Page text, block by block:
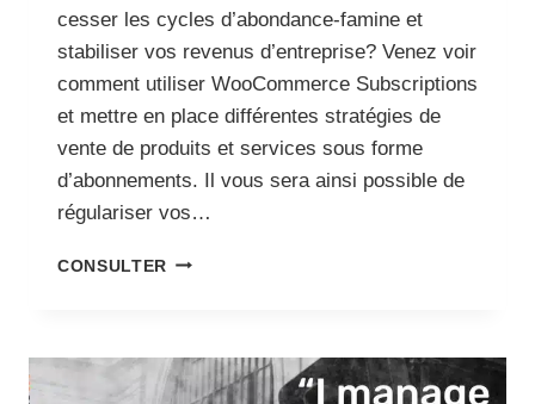
cesser les cycles d’abondance-famine et
stabiliser vos revenus d’entreprise? Venez voir
comment utiliser WooCommerce Subscriptions
et mettre en place différentes stratégies de
vente de produits et services sous forme
d’abonnements. Il vous sera ainsi possible de
régulariser vos…
CONSULTER BÂTISSEZ
WOOCOMMERCE
SUBSCRIPTIONS